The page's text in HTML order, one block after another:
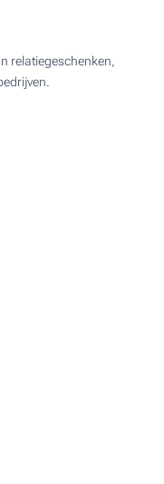
relatiegeschenken,